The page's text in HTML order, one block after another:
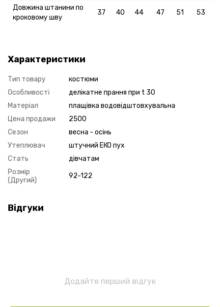
Довжина штанини по
кроковому шву
37 40 44 47 51 53
Характеристики
Тип товару
костюми
Особливості
делікатне прання при t 30
Матеріал
плащівка водовідштовхувальна
Цена продажи
2500
Сезон
весна - осінь
Утеплювач
штучний ЕКО пух
Стать
дівчатам
Розмір
(Другий)
92-122
Відгуки
Додайте перший відгук